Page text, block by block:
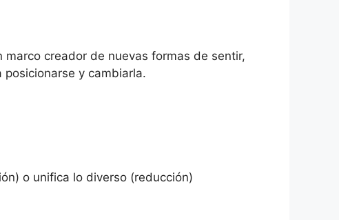
creador de nuevas formas de sentir,
y cambiarla.
o unifica lo diverso (reducción)